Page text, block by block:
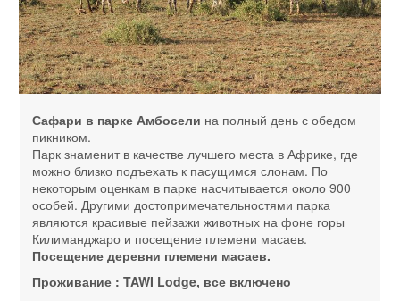
Сафари в парке Амбосели на полный день с обедом
пикником.
Парк знаменит в качестве лучшего места в Африке, где
можно близко подъехать к пасущимся слонам. По
некоторым оценкам в парке насчитывается около 900
особей. Другими достопримечательностями парка
являются красивые пейзажи животных на фоне горы
Килиманджаро и посещение племени масаев.
Посещение деревни племени масаев.
Проживание : TAWI Lodge, все включено